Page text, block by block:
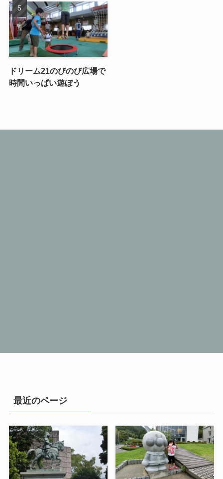
ドリーム21のびのび広場で
時間いっぱい遊ぼう
最近のページ